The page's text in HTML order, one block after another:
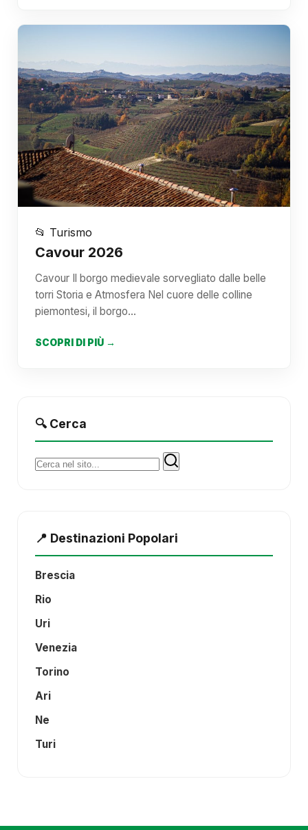
📂 Turismo
Cavour 2026
Cavour Il borgo medievale sorvegliato dalle belle
torri Storia e Atmosfera Nel cuore delle colline
piemontesi, il borgo…
SCOPRI DI PIÙ →
🔍 Cerca
Cerca:
📍 Destinazioni Popolari
Brescia
Rio
Uri
Venezia
Torino
Ari
Ne
Turi